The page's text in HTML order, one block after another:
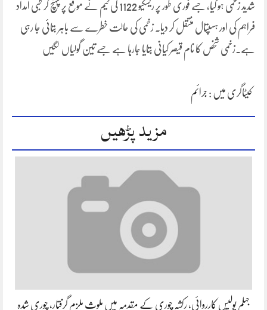
شدید زخمی ہو گیا، جسے فوری طور پر ریسکیو 1122 کی ٹیم نے موقع پر پہنچ کر طبی امداد
فراہم کی اور ہسپتال منتقل کر دیا۔ زخمی کی حالت خطرے سے باہر بتائی جا رہی
ہے۔زخمی شخص کا نام قیصر کیانی بتایا جارہا ہے جسے تین گولیاں لگیں
کیٹاگری میں : جرائم
مزید پڑھیں
جہلم پولیس کارروائی، رکشہ چوری کے مقدمہ میں ملوث ملزم گرفتار، چوری شدہ